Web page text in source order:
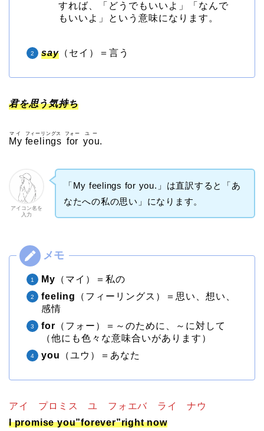
すれば、「どうでもいいよ」「なんで
もいいよ」という意味になります。
say （セイ）＝言う
君を思う気持ち
My
マイ
feelings
フィーリングス
for
フォー
you
ユー
.
アイコン名を
入力
「My feelings for you.」は直訳すると「あ
なたへの私の思い」になります。
My （マイ）＝私の
feeling
（フィーリングス）＝思い、想い、
感情
for （フォー）＝～のために、～に対して
（他にも色々な意味合いがあります）
you
（ユウ）＝あなた
アイ プロミス ユ フォエバ ライ ナウ
I promise you”forever”right now